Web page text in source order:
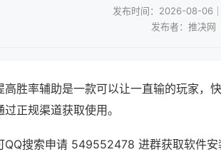
发布时间：2026-08-06
发布者：推决网
高胜率辅助是一款可以让一直输的玩家，
正规渠道获取使用。
QQ搜索申请 549552478 进群获取软件安